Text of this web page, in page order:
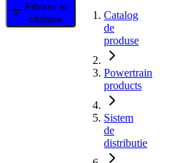
Filtrare și
căutare
Catalog
de
produse
Powertrain
products
Sistem
de
distributie